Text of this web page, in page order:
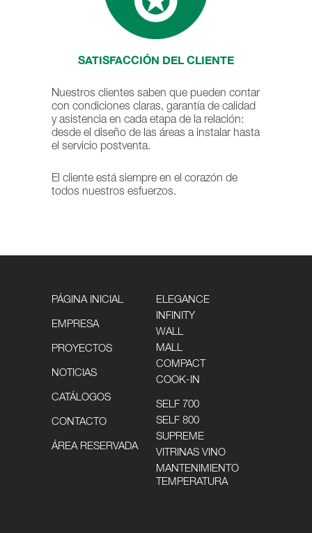
SATISFACCIÓN DEL CLIENTE
Nuestros clientes saben que pueden contar
con condiciones claras, garantía de calidad
y asistencia en cada etapa de la relación:
desde el diseño de las áreas a instalar hasta
el servicio postventa.
El cliente está siempre en el corazón de
todos nuestros esfuerzos.
PÁGINA INICIAL
EMPRESA
PROYECTOS
NOTICIAS
CATÁLOGOS
CONTACTO
ÁREA RESERVADA
ELEGANCE
INFINITY
WALL
MALL
COMPACT
COOK-IN
SELF 700
SELF 800
SUPREME
VITRINAS VINO
MANTENIMIENTO
TEMPERATURA